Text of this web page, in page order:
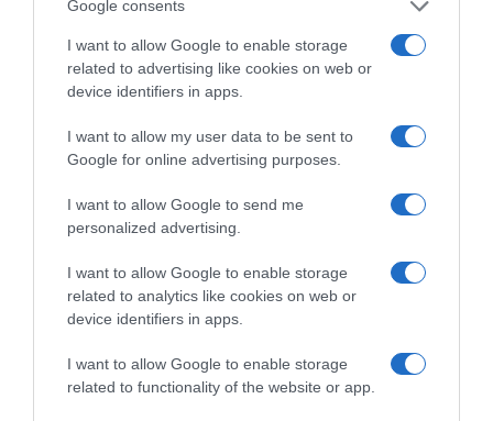
Google consents
I want to allow Google to enable storage
related to advertising like cookies on web or
device identifiers in apps.
I want to allow my user data to be sent to
Google for online advertising purposes.
I want to allow Google to send me
personalized advertising.
I want to allow Google to enable storage
related to analytics like cookies on web or
device identifiers in apps.
I want to allow Google to enable storage
related to functionality of the website or app.
Korábbi bejegyzések Következő bejegyzés
HASONLÓ BEJEGYZÉSEK